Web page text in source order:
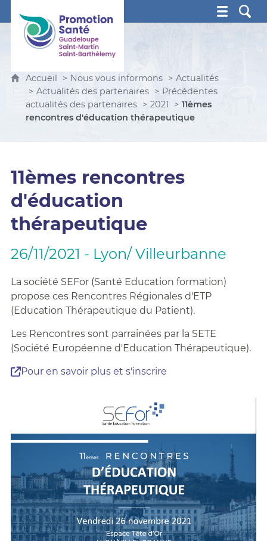
Promotion Santé Guadeloupe, Saint-Martin, Saint
Accueil Nous vous informons
Actualités
Actualités des partenaires
Précédentes
actualités des partenaires
2021
11èmes
rencontres d'éducation thérapeutique
11èmes rencontres
d'éducation
thérapeutique
26/11/2021 - Lyon/ Villeurbanne
La société SEFor (Santé Education formation)
propose ces Rencontres Régionales d'ETP
(Education Thérapeutique du Patient).
Les Rencontres sont parrainées par la SETE
(Société Européenne d'Education Thérapeutique).
Pour en savoir plus et s'inscrire